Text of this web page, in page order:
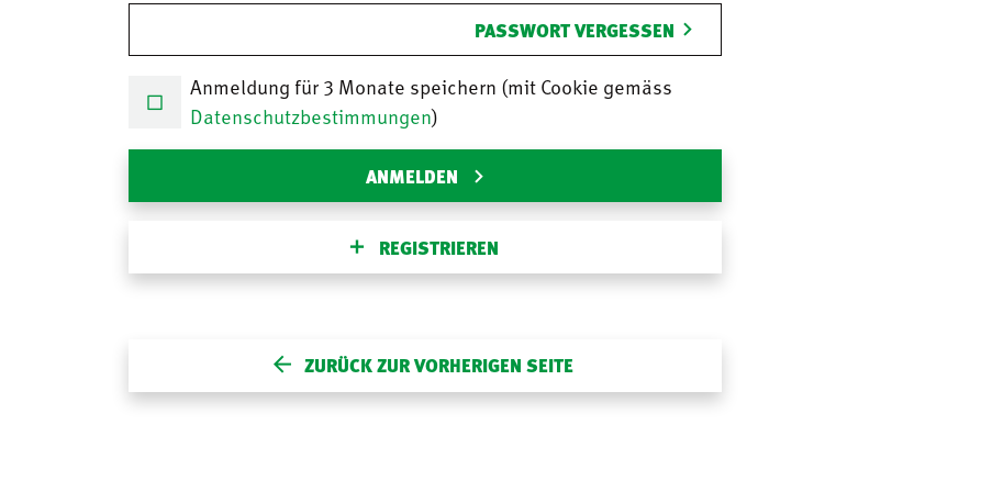
PASSWORT VERGESSEN
Anmeldung für 3 Monate speichern (mit Cookie gemäss
Datenschutzbestimmungen)
ANMELDEN
REGISTRIEREN
ZURÜCK ZUR VORHERIGEN SEITE